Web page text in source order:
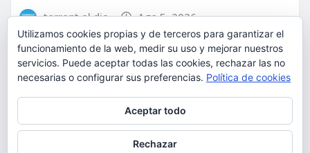
torrent al dia Ago 5, 2026
Utilizamos cookies propias y de terceros para garantizar el
funcionamiento de la web, medir su uso y mejorar nuestros
servicios. Puede aceptar todas las cookies, rechazar las no
necesarias o configurar sus preferencias. Política de cookies
Aceptar todo
Rechazar
Para obtener más información, incluido cómo gestionar las cookies,